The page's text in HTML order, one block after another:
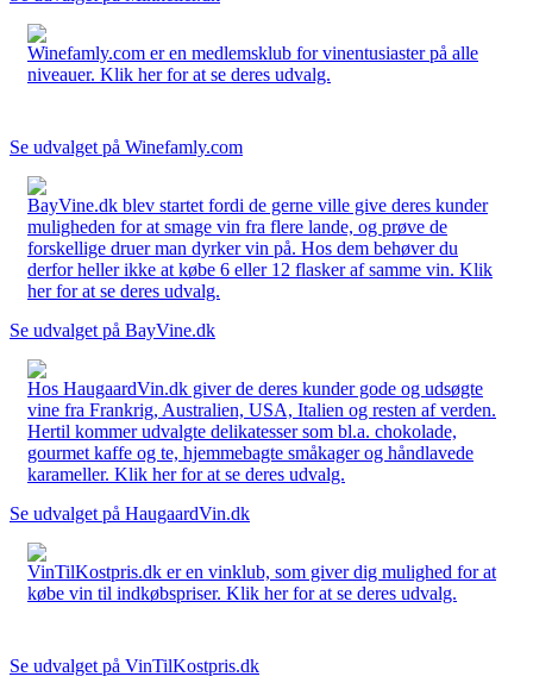
Winefamly.com er en medlemsklub for vinentusiaster på alle
niveauer. Klik her for at se deres udvalg.
Se udvalget på Winefamly.com
BayVine.dk blev startet fordi de gerne ville give deres kunder
muligheden for at smage vin fra flere lande, og prøve de
forskellige druer man dyrker vin på. Hos dem behøver du
derfor heller ikke at købe 6 eller 12 flasker af samme vin. Klik
her for at se deres udvalg.
Se udvalget på BayVine.dk
Hos HaugaardVin.dk giver de deres kunder gode og udsøgte
vine fra Frankrig, Australien, USA, Italien og resten af verden.
Hertil kommer udvalgte delikatesser som bl.a. chokolade,
gourmet kaffe og te, hjemmebagte småkager og håndlavede
karameller. Klik her for at se deres udvalg.
Se udvalget på HaugaardVin.dk
VinTilKostpris.dk er en vinklub, som giver dig mulighed for at
købe vin til indkøbspriser. Klik her for at se deres udvalg.
Se udvalget på VinTilKostpris.dk